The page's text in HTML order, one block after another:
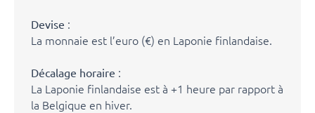
Devise :
La monnaie est l’euro (€) en Laponie finlandaise.
Décalage horaire :
La Laponie finlandaise est à +1 heure par rapport à
la Belgique en hiver.